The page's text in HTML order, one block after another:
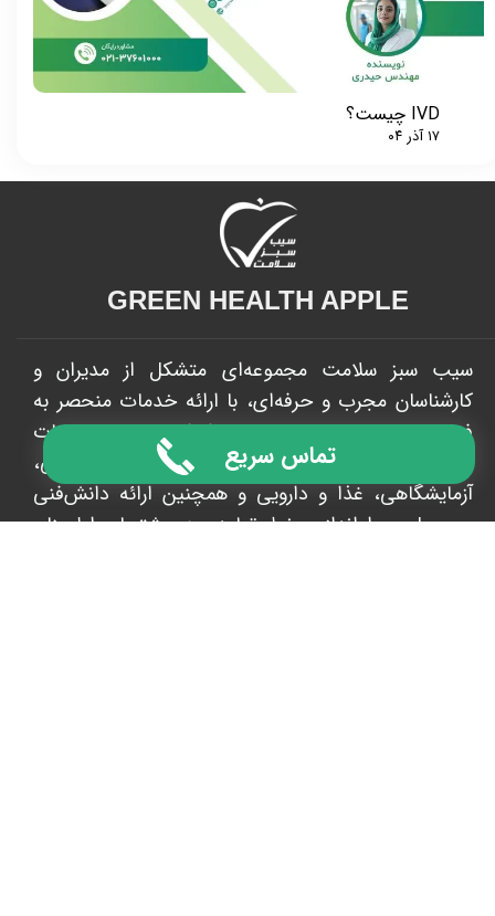
★★
تماس سریع
IVD چیست؟
۱۷ آذر ۰۴
GREEN HEALTH APPLE​​​​​​​
سیب سبز سلامت مجموعه‌ای متشکل از مدیران و
کارشناسان مجرب و حرفه‌ای، با ارائه خدمات منحصر به
فرد در زمینه‌های مشاوره تولید، واردات، توزیع و خدمات
پس از فروش به شرکت‌های تجهیزات پزشکی،
آزمایشگاهی، غذا و دارویی و همچنین ارائه دانش‌فنی
محصول و راه‌اندازی خط تولید، به مشتریان اطمینان